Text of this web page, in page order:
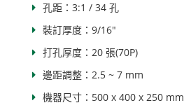
孔距：3:1 / 34 孔
裝訂厚度：9/16"
打孔厚度：20 張(70P)
邊距調整：2.5 ~ 7 mm
機器尺寸：500 x 400 x 250 mm